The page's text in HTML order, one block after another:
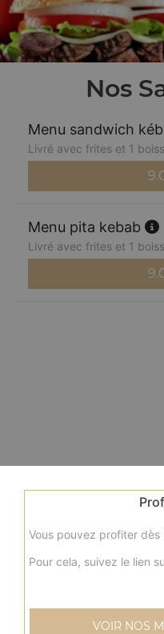
Nos
Menu sandwich
Livré avec frites et 1
Menu pita kebab
Livré avec frites et 1
Vous pouvez profiter dès
Pour cela, suivez le lien
VOIR NOS